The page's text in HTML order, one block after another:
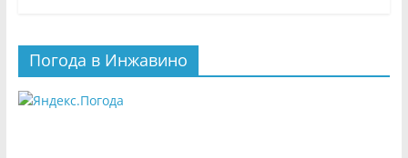
Погода в Инжавино